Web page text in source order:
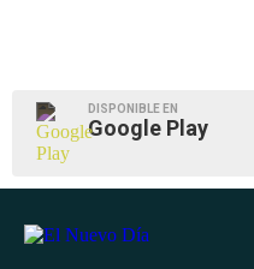
DISPONIBLE EN
Google Play